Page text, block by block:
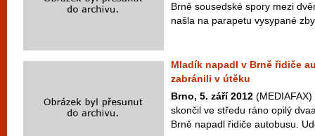
Brně sousedské spory mezi
našla na parapetu vysypané
Mladík napadl v Brně řidiče
zabránili v útěku
Brno, 5. září 2012
skončil ve středu ráno opilý
Brně napadl řidiče autobusu.